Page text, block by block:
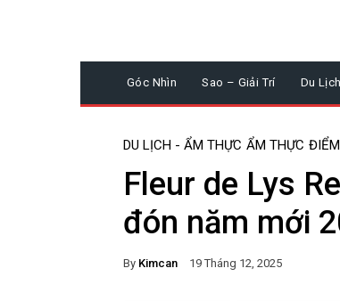
Góc Nhìn Sao – Giải Trí Du
DU LỊCH - ẨM THỰC ẨM THỰC
Fleur de Lys
đón năm mới
By Kimcan 19 Tháng 12, 2025